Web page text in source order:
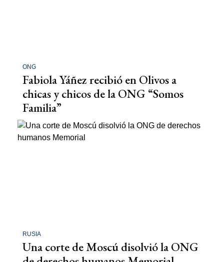
ONG
Fabiola Yáñez recibió en Olivos a
chicas y chicos de la ONG “Somos
Familia”
RUSIA
Una corte de Moscú disolvió la ONG